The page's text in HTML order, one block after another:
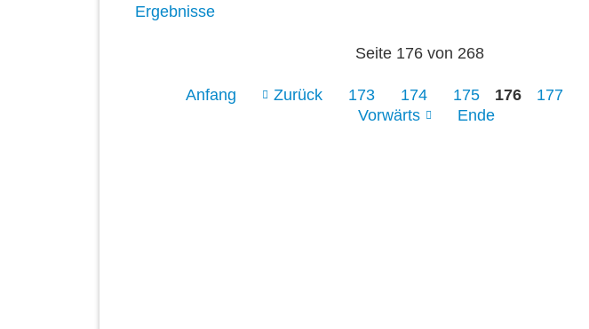
Ergebnisse
Seite 176 von 268
Anfang Zurück 173 174 175 176 177
Vorwärts
Ende